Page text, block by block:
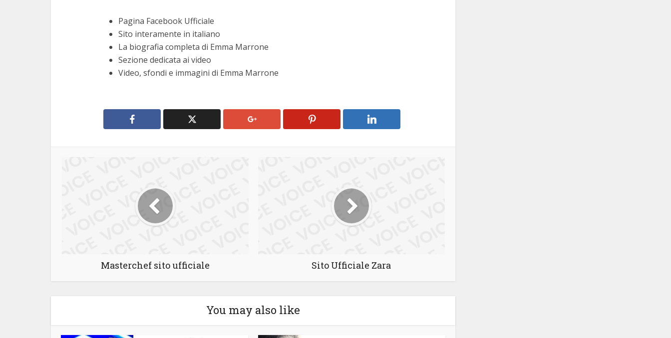
Pagina Facebook Ufficiale
Sito interamente in italiano
La biografia completa di Emma Marrone
Sezione dedicata ai video
Video, sfondi e immagini di Emma Marrone
Masterchef sito ufficiale Sito Ufficiale Zara
You may also like